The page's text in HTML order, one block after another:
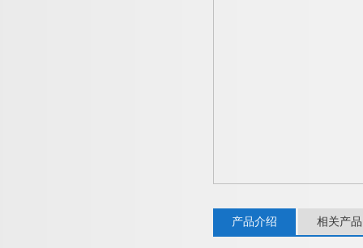
产品介绍 相关产品